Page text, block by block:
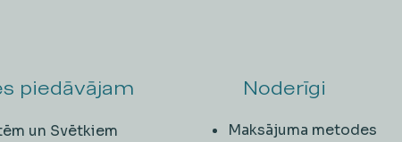
piedāvājam
un Svētkiem
Noderīgi
Maksājuma metodes